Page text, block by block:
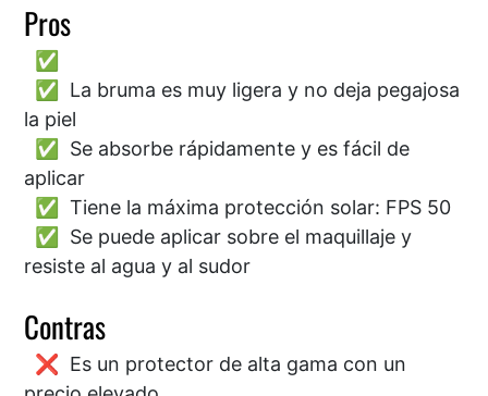
Pros
La bruma es muy ligera y no deja pegajosa
la piel
Se absorbe rápidamente y es fácil de
aplicar
Tiene la máxima protección solar: FPS 50
Se puede aplicar sobre el maquillaje y
resiste al agua y al sudor
Contras
Es un protector de alta gama con un